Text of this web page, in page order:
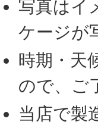
写真はイ
ケージが
時期・天
ので、ご
当店で製